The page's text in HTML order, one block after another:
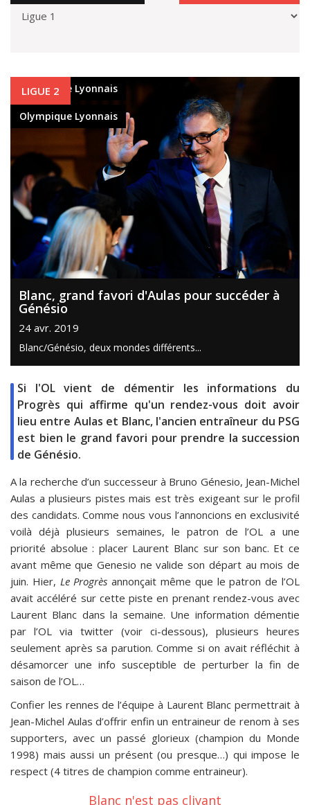
Olympique Lyonnais
LIGUE 2
Olympique Lyonnais
Blanc, grand favori d'Aulas pour succéder à
Génésio
24 avr. 2019
Blanc/Génésio, deux mondes différents...
Si l'OL vient de démentir les informations du
Progrès qui affirme qu'un rendez-vous doit avoir
lieu entre Aulas et Blanc, l'ancien entraîneur du PSG
est bien le grand favori pour prendre la succession
de Génésio.
A la recherche d’un successeur à Bruno Génesio, Jean-Michel
Aulas a plusieurs pistes mais est très exigeant sur le profil
des candidats. Comme nous vous l’annoncions en exclusivité
voilà déjà plusieurs semaines, le patron de l’OL a une
priorité absolue : placer Laurent Blanc sur son banc. Et ce
avant même que Genesio ne valide son départ au mois de
juin. Hier, Le Progrès annonçait même que le patron de l’OL
avait accéléré sur cette piste en prenant rendez-vous avec
Laurent Blanc dans la semaine. Une information démentie
par l’OL via twitter (voir ci-dessous), plusieurs heures
seulement après sa parution. Comme si on avait réfléchit à
désamorcer une info susceptible de perturber la fin de
saison de l’OL…
Confier les rennes de l’équipe à Laurent Blanc permettrait à
Jean-Michel Aulas d’offrir enfin un entraineur de renom à ses
supporters, avec un passé glorieux (champion du Monde
1998) mais aussi un présent (ou presque…) qui impose le
respect (4 titres de champion comme entraineur).
Blanc n'est pas clivant